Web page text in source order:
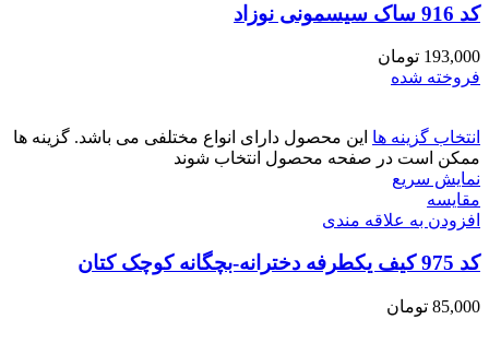
کد 916 ساک سیسمونی نوزاد
193,000 تومان
فروخته شده
انتخاب گزینه ها این محصول دارای انواع مختلفی می باشد. گزینه ها
ممکن است در صفحه محصول انتخاب شوند
نمایش سریع
مقايسه
افزودن به علاقه مندی
کد 975 کیف یکطرفه دخترانه-بچگانه کوچک کتان
85,000 تومان